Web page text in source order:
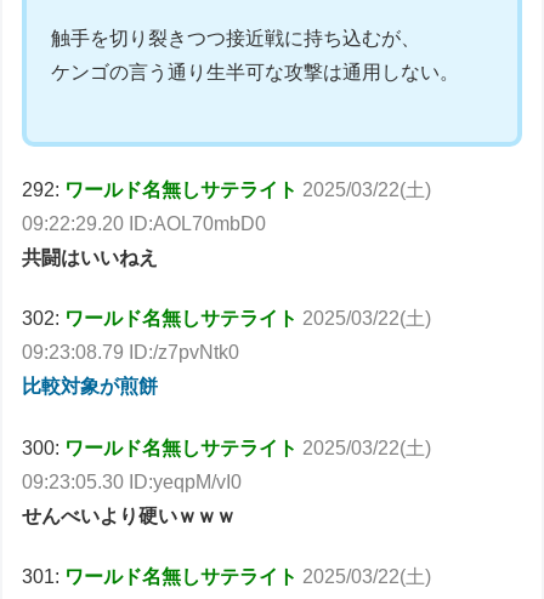
触手を切り裂きつつ接近戦に持ち込むが、
ケンゴの言う通り生半可な攻撃は通用しない。
292: ワールド名無しサテライト 2025/03/22(土)
09:22:29.20 ID:AOL70mbD0
共闘はいいねえ
302: ワールド名無しサテライト 2025/03/22(土)
09:23:08.79 ID:/z7pvNtk0
比較対象が煎餅
300: ワールド名無しサテライト 2025/03/22(土)
09:23:05.30 ID:yeqpM/vI0
せんべいより硬いｗｗｗ
301: ワールド名無しサテライト 2025/03/22(土)